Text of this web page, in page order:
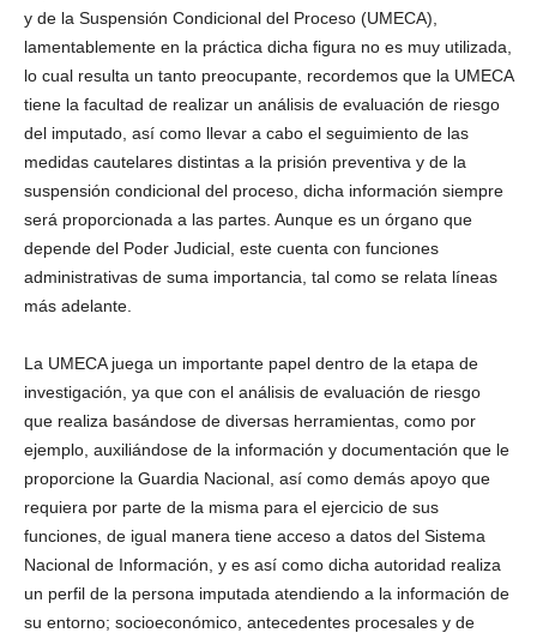
y de la Suspensión Condicional del Proceso (UMECA),
lamentablemente en la práctica dicha figura no es muy utilizada,
lo cual resulta un tanto preocupante, recordemos que la UMECA
tiene la facultad de realizar un análisis de evaluación de riesgo
del imputado, así como llevar a cabo el seguimiento de las
medidas cautelares distintas a la prisión preventiva y de la
suspensión condicional del proceso, dicha información siempre
será proporcionada a las partes. Aunque es un órgano que
depende del Poder Judicial, este cuenta con funciones
administrativas de suma importancia, tal como se relata líneas
más adelante.
La UMECA juega un importante papel dentro de la etapa de
investigación, ya que con el análisis de evaluación de riesgo
que realiza basándose de diversas herramientas, como por
ejemplo, auxiliándose de la información y documentación que le
proporcione la Guardia Nacional, así como demás apoyo que
requiera por parte de la misma para el ejercicio de sus
funciones, de igual manera tiene acceso a datos del Sistema
Nacional de Información, y es así como dicha autoridad realiza
un perfil de la persona imputada atendiendo a la información de
su entorno; socioeconómico, antecedentes procesales y de